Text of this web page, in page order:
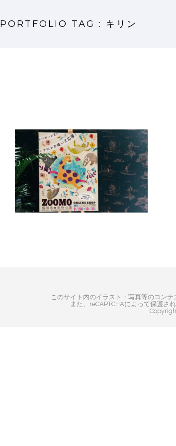
PORTFOLIO TAG : キリン
SUPPORTZOO POSTER ～動物園
を応援するチャリティー企画用 ポス
ター～
Design·Work
このサイト内のイラスト・写真等のコン
また、reCAPTCHAによって保護さ